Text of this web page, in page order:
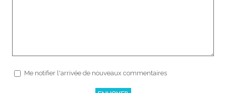
Me notifier l'arrivée de nouveaux commentaires